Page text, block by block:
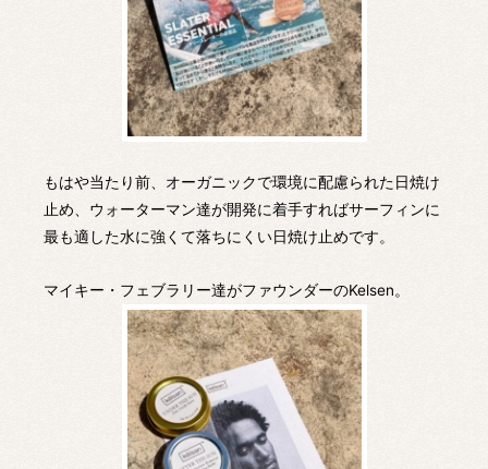
もはや当たり前、オーガニックで環境に配慮られた日焼け
止め、ウォーターマン達が開発に着手すればサーフィンに
最も適した水に強くて落ちにくい日焼け止めです。
マイキー・フェブラリー達がファウンダーのKelsen。